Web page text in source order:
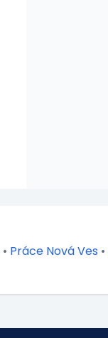
• Práce Nová Ves •